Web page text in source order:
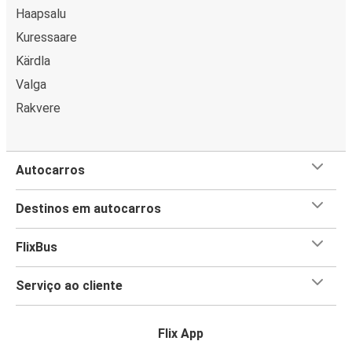
Haapsalu
Kuressaare
Kärdla
Valga
Rakvere
Autocarros
Destinos em autocarros
FlixBus
Serviço ao cliente
Flix App